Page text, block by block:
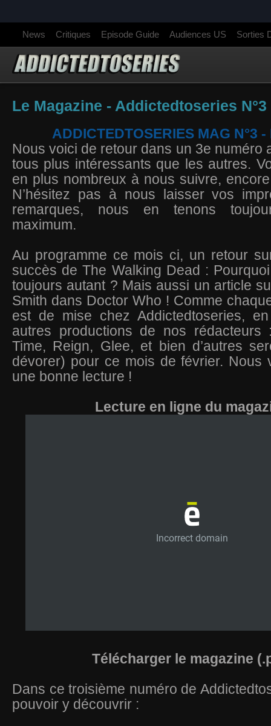
News Critiques Episode Guide Audiences US Sorties
Le Magazine - Addictedtoseries
ADDICTEDTOSERIES MAG N°3 -
Nous voici de retour dans un 3e numéro
tous plus intéressants que les autres.
en plus nombreux à nous suivre,
N’hésitez pas à nous laisser vos
remarques, nous en tenons
maximum.
Au programme ce mois ci, un retour
succès de The Walking Dead :
toujours autant ? Mais aussi un article
Smith dans Doctor Who ! Comme
est de mise chez Addictedtoseries,
autres productions de nos
Time, Reign, Glee, et bien d’autres
dévorer) pour ce mois de février. Nous
une bonne lecture !
Lecture en ligne du
Télécharger le magazine
Dans ce troisième numéro de
pouvoir y découvrir :